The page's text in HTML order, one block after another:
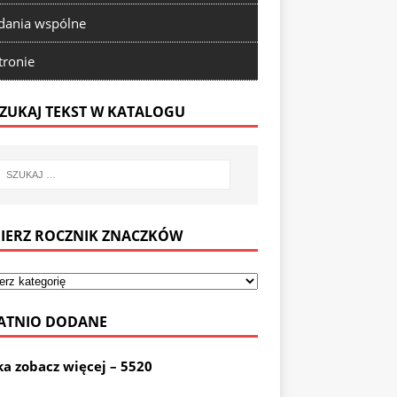
wspólne
TEKST W KATALOGU
ROCZNIK ZNACZKÓW
DODANE
zobacz więcej – 5520